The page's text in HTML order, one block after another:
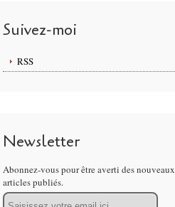
Suivez-moi
RSS
Newsletter
Abonnez-vous pour être averti des nouveaux
articles publiés.
Email